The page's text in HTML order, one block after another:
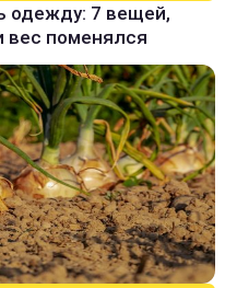
одежду: 7 вещей,
вес поменялся